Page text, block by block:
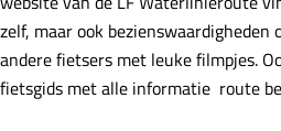
zelf, maar ook
andere fietsers met leuke filmpjes.
fietsgids met alle informatie route